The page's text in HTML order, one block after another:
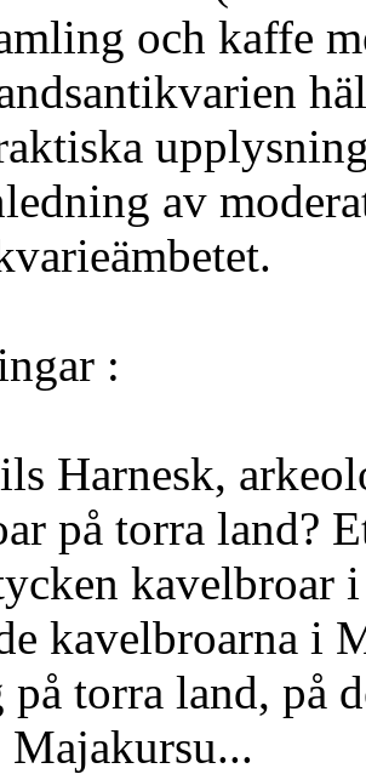
och kaffe
av
:
Harnesk,
på torra land?
kavelbroar
kavelbroarna i
på torra land, på